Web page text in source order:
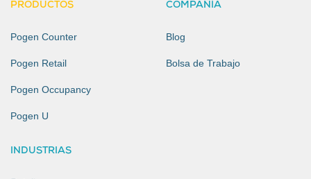
PRODUCTOS
Pogen Counter
Pogen Retail
Pogen Occupancy
Pogen U
INDUSTRIAS
COMPAÑÍA
Blog
Bolsa de Trabajo